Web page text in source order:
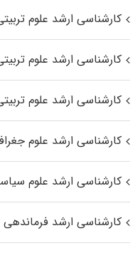
کارشناسی ارشد علوم
کارشناسی ارشد علوم تربیتی
کارشناسی ارشد علوم تربیتی
کارشناسی ارشد علوم
کارشناسی ارشد علوم
کارشناسی ارشد